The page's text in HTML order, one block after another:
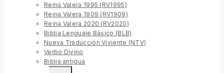
Reina Valera 1995 (RV1995)
Reina Valera 1909 (RV1909)
Reina Valera 2020 (RV2020)
Biblia Lenguaje Básico (BLB)
Nueva Traducción Viviente (NTV)
Verbo Divino
Biblia antigua